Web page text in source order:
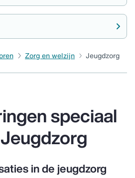
Zorg en welzijn Jeugdzorg
speciaal
in de jeugdzorg